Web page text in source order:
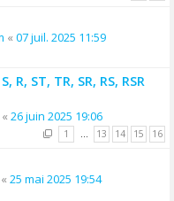
« 07 juil. 2025 11:59
R, ST, TR, SR, RS, RSR
« 26 juin 2025 19:06
1 … 13 14 15 16
« 25 mai 2025 19:54